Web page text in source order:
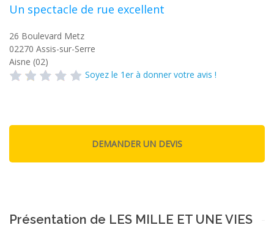
Un spectacle de rue excellent
26 Boulevard Metz
02270 Assis-sur-Serre
Aisne (02)
Soyez le 1er à donner votre avis !
Présentation de LES MILLE ET UNE VIES